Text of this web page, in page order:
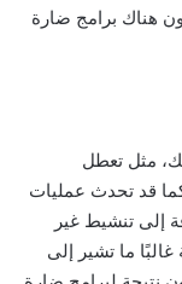
هناك برامج ضارة
مثل تعطل
قد تحدث عمليات
إلى تنشيط غير
ما تشير إلى